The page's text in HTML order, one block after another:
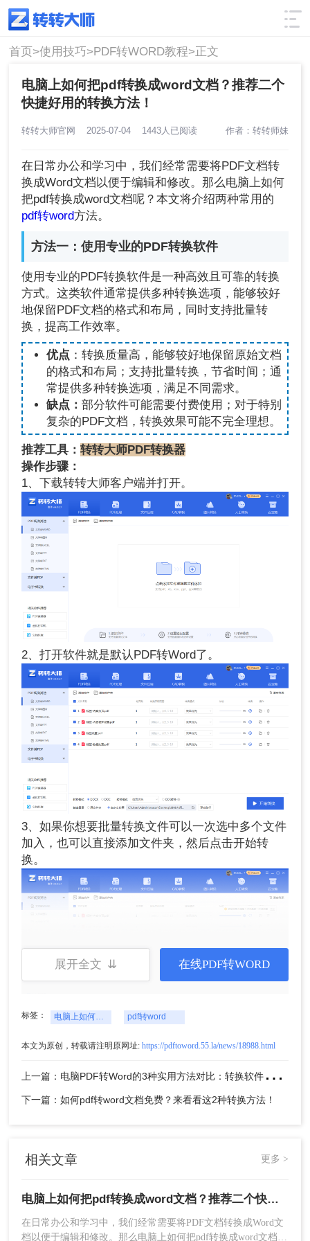
使用技巧 筛选
首页>使用技巧>PDF转WORD教程>正文
电脑上如何把pdf转换成word文档？推荐二个
快捷好用的转换方法！
转转大师官网 2025-07-04 1443人已阅读 作者：转转师妹
在日常办公和学习中，我们经常需要将PDF文档转
换成Word文档以便于编辑和修改。那么电脑上如何
把pdf转换成word文档呢？本文将介绍两种常用的
pdf转word方法。
方法一：使用专业的PDF转换软件
使用专业的PDF转换软件是一种高效且可靠的转换
方式。这类软件通常提供多种转换选项，能够较好
地保留PDF文档的格式和布局，同时支持批量转
换，提高工作效率。
优点 ：转换质量高，能够较好地保留原始文档
的格式和布局；支持批量转换，节省时间；通
常提供多种转换选项，满足不同需求。
缺点： 部分软件可能需要付费使用；对于特别
复杂的PDF文档，转换效果可能不完全理想。
推荐工具：转转大师PDF转换器
操作步骤：
1、下载转转大师客户端并打开。
2、打开软件就是默认PDF转Word了。
3、如果你想要批量转换文件可以一次选中多个文件
加入，也可以直接添加文件夹，然后点击开始转
换。
注意：在转换前，确保PDF文档的格式正确，避免
大量图片或特殊格式，建议在转换前进行优化，以
提高转换质量。
在线PDF转Word工具是一种无需安装软件的转换方
转换。这种方式操作简便，适合偶尔需要进行PDF
转Word操作的用户。
优点：无需安装软件，操作简便；支持多种文
展开全文 ⇊ 在线PDF转WORD
标签： 电脑上如何把pdf转换成word文档 pdf转word
本文为原创，转载请注明原网址: https://pdftoword.55.la/news/18988.html
上
一篇：电脑PDF转Word的3种实用方法对比：转换软件、Word内置功能与在线工具详解！
下一篇：如何pdf转word文档免费？来看看这2种转换方法！
相关文章 更多 >
电脑上如何把pdf转换成word文档？推荐二个快捷好用的转换方法！
在日常办公和学习中，我们经常需要将PDF文档转换成Word文
档以便于编辑和修改。那么电脑上如何把pdf转换成word文档